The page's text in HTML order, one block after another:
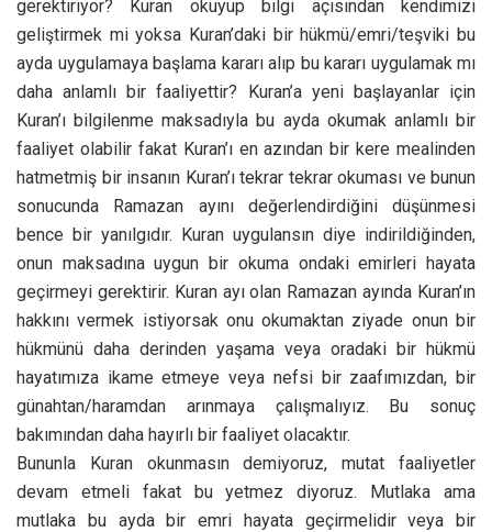
gerektiriyor? Kuran okuyup bilgi açısından kendimizi
geliştirmek mi yoksa Kuran’daki bir hükmü/emri/teşviki bu
ayda uygulamaya başlama kararı alıp bu kararı uygulamak mı
daha anlamlı bir faaliyettir? Kuran’a yeni başlayanlar için
Kuran’ı bilgilenme maksadıyla bu ayda okumak anlamlı bir
faaliyet olabilir fakat Kuran’ı en azından bir kere mealinden
hatmetmiş bir insanın Kuran’ı tekrar tekrar okuması ve bunun
sonucunda Ramazan ayını değerlendirdiğini düşünmesi
bence bir yanılgıdır. Kuran uygulansın diye indirildiğinden,
onun maksadına uygun bir okuma ondaki emirleri hayata
geçirmeyi gerektirir. Kuran ayı olan Ramazan ayında Kuran’ın
hakkını vermek istiyorsak onu okumaktan ziyade onun bir
hükmünü daha derinden yaşama veya oradaki bir hükmü
hayatımıza ikame etmeye veya nefsi bir zaafımızdan, bir
günahtan/haramdan arınmaya çalışmalıyız. Bu sonuç
bakımından daha hayırlı bir faaliyet olacaktır.
Bununla Kuran okunmasın demiyoruz, mutat faaliyetler
devam etmeli fakat bu yetmez diyoruz. Mutlaka ama
mutlaka bu ayda bir emri hayata geçirmelidir veya bir